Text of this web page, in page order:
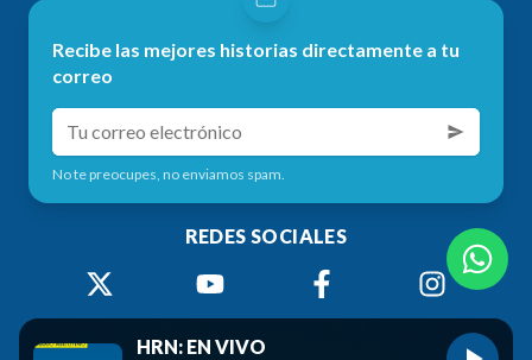
Recibe las mejores historias directamente a tu
correo
No te preocupes, no enviamos spam.
REDES SOCIALES
HRN: EN VIVO